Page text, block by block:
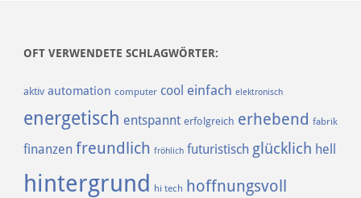
OFT VERWENDETE SCHLAGWÖRTER:
aktiv automation computer cool einfach elektronisch
energetisch entspannt erfolgreich erhebend fabrik
finanzen freundlich fröhlich futuristisch glücklich hell
hintergrund hi tech hoffnungsvoll